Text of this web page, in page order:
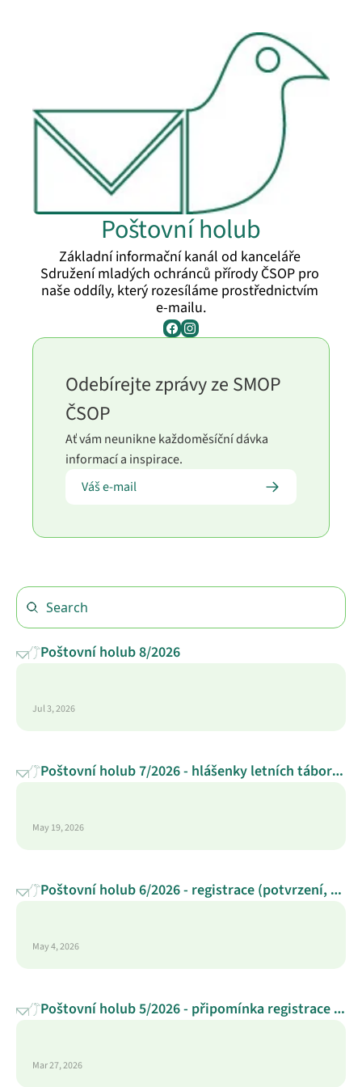
Poštovní holub
Základní informační kanál od kanceláře
Sdružení mladých ochránců přírody ČSOP pro
naše oddíly, který rozesíláme prostřednictvím
e-mailu.
Odebírejte zprávy ze SMOP
ČSOP
Ať vám neunikne každoměsíční dávka
informací a inspirace.
Poštovní holub 8/2026
Jul 3, 2026
Poštovní holub 7/2026 - hlášenky letních táborů,
registrační e-mail (pozdržení)
May 19, 2026
Poštovní holub 6/2026 - registrace (potvrzení,
dětské oblečení Unuo
May 4, 2026
Poštovní holub 5/2026 - připomínka registrace
kroužky dětem, Škoda granty
Mar 27, 2026